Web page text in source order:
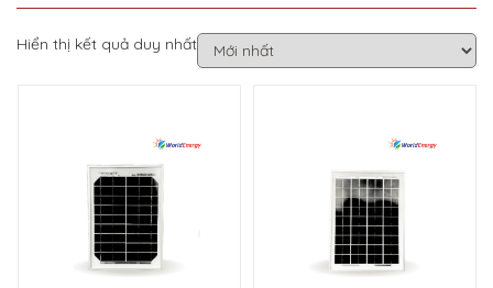
Hiển thị kết quả duy nhất